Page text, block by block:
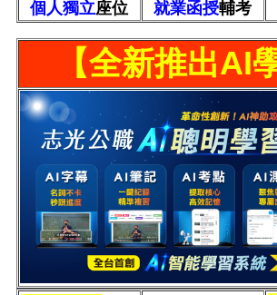
個人獨立座位
就業函授輔考
【全新推出AI